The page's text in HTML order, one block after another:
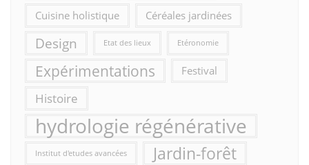
Cuisine holistique Céréales jardinées
Design Etat des lieux Etéronomie
Expérimentations Festival
Histoire
hydrologie régénérative
Institut d'etudes avancées Jardin-forêt